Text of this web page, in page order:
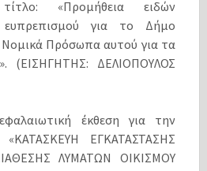
«Προμήθεια ειδών
ευπρεπισμού για το Δήμο
Νομικά Πρόσωπα αυτού για τα
(ΕΙΣΗΓΗΤΗΣ: ΔΕΛΙΟΠΟΥΛΟΣ
έκθεση για την
ΕΓΚΑΤΑΣΤΑΣΗΣ
ΛΥΜΑΤΩΝ ΟΙΚΙΣΜΟΥ